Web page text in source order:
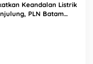
Keandalan Listrik
PLN Batam